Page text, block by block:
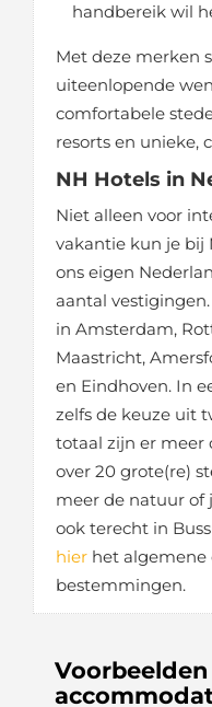
handbereik wil
Met deze merken
uiteenlopende
comfortabele
resorts en unieke,
NH Hotels in
Niet alleen voor
vakantie kun je bij
ons eigen
aantal
in Amsterdam,
Maastricht,
en Eindhoven. In
zelfs de keuze uit
totaal zijn er meer
over 20 grote(re)
meer de natuur of
ook terecht in
hier het algemene
bestemmingen.